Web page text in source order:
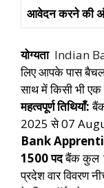
आवेदन करने की
योग्यता Indian
लिए आपके पास बैचलर
साथ में किसी भी एक
महत्वपूर्ण तिथियाँ:
2025 से 07
Bank
1500 पदबैंक कुल
प्रदेश वार विवरण